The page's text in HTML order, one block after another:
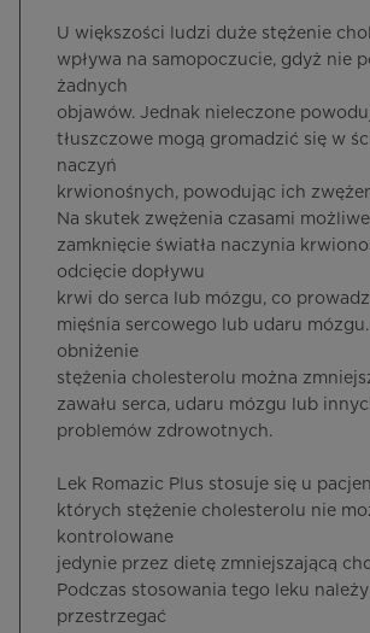
U większości ludzi duże stężenie
wpływa na samopoczucie, gdyż nie
żadnych
objawów. Jednak nieleczone
tłuszczowe mogą gromadzić się w
naczyń
krwionośnych, powodując ich
Na skutek zwężenia czasami
zamknięcie światła naczynia
odcięcie dopływu
krwi do serca lub mózgu, co
mięśnia sercowego lub udaru
obniżenie
stężenia cholesterolu można
zawału serca, udaru mózgu lub
problemów zdrowotnych.
Lek Romazic Plus stosuje się u
których stężenie cholesterolu nie
kontrolowane
jedynie przez dietę zmniejszającą
Podczas stosowania tego leku należy
przestrzegać